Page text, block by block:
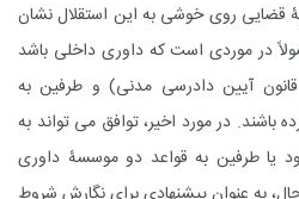
قضایی روی خوشی به این استقلال نشان
در موردی است که داوری داخلی باشد
آیین دادرسی مدنی) و طرفین به
باشند. در مورد اخیر، توافق می تواند به
یا طرفین به قواعد دو موسسۀ داوری